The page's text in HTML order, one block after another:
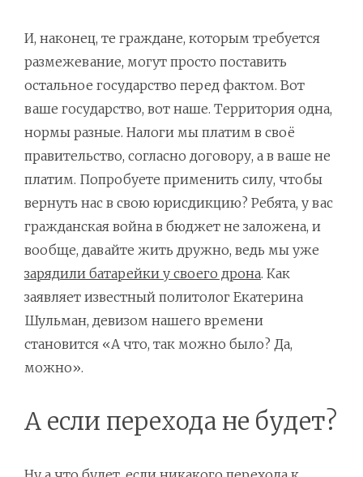
И, наконец, те граждане, которым требуется
размежевание, могут просто поставить
остальное государство перед фактом. Вот
ваше государство, вот наше. Территория одна,
нормы разные. Налоги мы платим в своё
правительство, согласно договору, а в ваше не
платим. Попробуете применить силу, чтобы
вернуть нас в свою юрисдикцию? Ребята, у вас
гражданская война в бюджет не заложена, и
вообще, давайте жить дружно, ведь мы уже
зарядили батарейки у своего дрона. Как
заявляет известный политолог Екатерина
Шульман, девизом нашего времени
становится «А что, так можно было? Да,
можно».
А если перехода не будет?